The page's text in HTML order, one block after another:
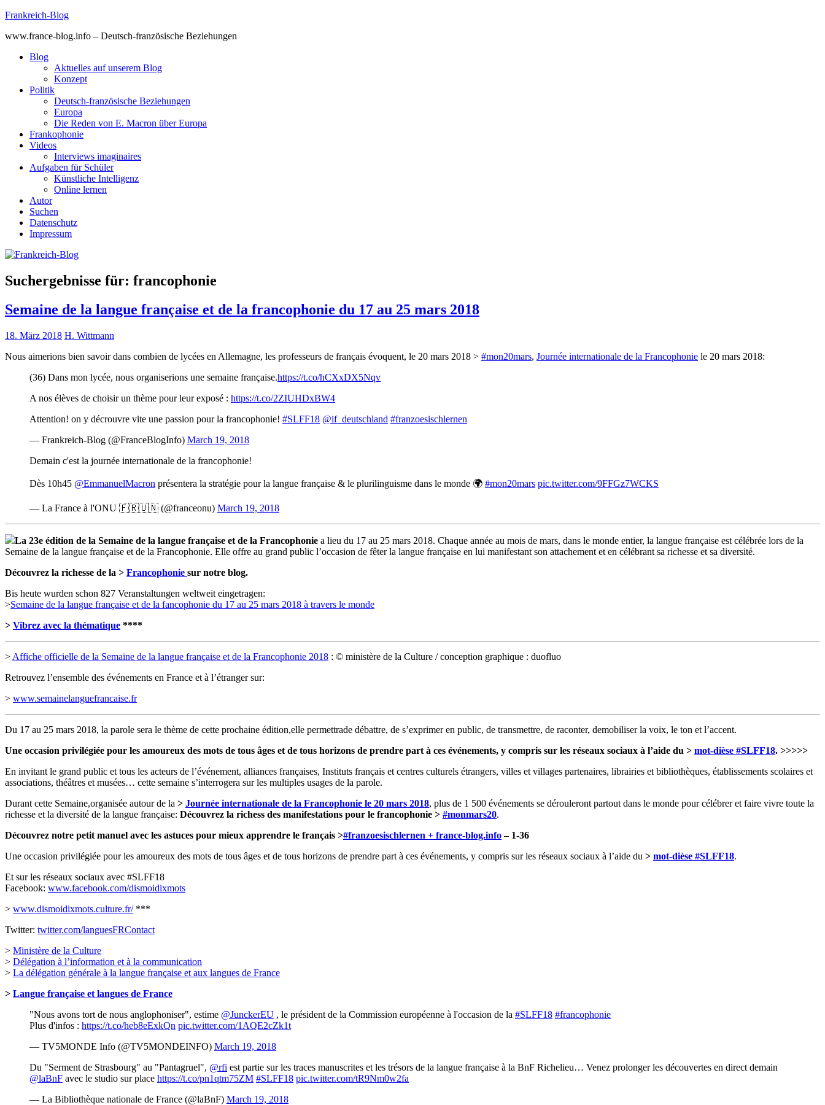
Skip
content
Frankreich-Blog
www.france-blog.info – Deutsch-französische Beziehungen
Blog
Aktuelles auf unserem Blog
Konzept
Politik
Deutsch-französische Beziehungen
Europa
Die Reden von E. Macron über Europa
Frankophonie
Videos
Interviews imaginaires
Aufgaben für Schüler
Künstliche Intelligenz
Online lernen
Autor
Suchen
Datenschutz
Impressum
Suchergebnisse für: francophonie
Semaine de la langue française et de la francophonie du 17 au 25 mars 2018
18. März 2018 H. Wittmann
Nous aimerions bien savoir dans combien de lycées en Allemagne, les professeurs de français évoquent, le 20 mars 2018 > #mon20mars, Journée internationale de la Francophonie le 20 mars 2018:
(36) Dans mon lycée, nous organiserions une semaine française.https://t.co/hCXxDX5Nqv
A nos élèves de choisir un thème pour leur exposé : https://t.co/2ZIUHDxBW4
Attention! on y décrouvre vite une passion pour la francophonie! #SLFF18 @if_deutschland #franzoesischlernen
— Frankreich-Blog (@FranceBlogInfo) March 19, 2018
Demain c'est la journée internationale de la francophonie!
Dès 10h45 @EmmanuelMacron présentera la stratégie pour la langue française & le plurilinguisme dans le monde 🌍 #mon20mars pic.twitter.com/9FFGz7WCKS
— La France à l'ONU 🇫🇷🇺🇳 (@franceonu) March 19, 2018
La 23e édition de la Semaine de la langue française et de la Francophonie a lieu du 17 au 25 mars 2018. Chaque année au mois de mars, dans le monde entier, la langue française est célébrée lors de la
Semaine de la langue française et de la Francophonie. Elle offre au grand public l’occasion de fêter la langue française en lui manifestant son attachement et en célébrant sa richesse et sa diversité.
Découvrez la richesse de la > Francophonie sur notre blog.
Bis heute wurden schon 827 Veranstaltungen weltweit eingetragen:
>Semaine de la langue française et de la fancophonie du 17 au 25 mars 2018 à travers le monde
> Vibrez avec la thématique ****
> Affiche officielle de la Semaine de la langue française et de la Francophonie 2018 : © ministère de la Culture / conception graphique : duofluo
Retrouvez l’ensemble des événements en France et à l’étranger sur:
> www.semainelanguefrancaise.fr
Du 17 au 25 mars 2018, la parole sera le thème de cette prochaine édition,elle permettrade débattre, de s’exprimer en public, de transmettre, de raconter, demobiliser la voix, le ton et l’accent.
Une occasion privilégiée pour les amoureux des mots de tous âges et de tous horizons de prendre part à ces événements, y compris sur les réseaux sociaux à l’aide du > mot-dièse #SLFF18. >>>>>
En invitant le grand public et tous les acteurs de l’événement, alliances françaises, Instituts français et centres culturels étrangers, villes et villages partenaires, librairies et bibliothèques, établissements scolaires et
associations, théâtres et musées… cette semaine s’interrogera sur les multiples usages de la parole.
Durant cette Semaine,organisée autour de la > Journée internationale de la Francophonie le 20 mars 2018, plus de 1 500 événements se dérouleront partout dans le monde pour célébrer et faire vivre toute la
richesse et la diversité de la langue française: Découvrez la richess des manifestations pour le francophonie > #monmars20.
Découvrez notre petit manuel avec les astuces pour mieux apprendre le français >#franzoesischlernen + france-blog.info– 1-36
Une occasion privilégiée pour les amoureux des mots de tous âges et de tous horizons de prendre part à ces événements, y compris sur les réseaux sociaux à l’aide du > mot-dièse #SLFF18.
Et sur les réseaux sociaux avec #SLFF18
Facebook: www.facebook.com/dismoidixmots
> www.dismoidixmots.culture.fr/***
Twitter: twitter.com/languesFRContact
> Ministère de la Culture
> Délégation à l’information et à la communication
> La délégation générale à la langue française et aux langues de France
> Langue française et langues de France
"Nous avons tort de nous anglophoniser", estime @JunckerEU , le président de la Commission européenne à l'occasion de la #SLFF18 #francophonie
Plus d'infos : https://t.co/heb8eExkQn pic.twitter.com/1AQE2cZk1t
— TV5MONDE Info (@TV5MONDEINFO) March 19, 2018
Du "Serment de Strasbourg" au "Pantagruel", @rfi est partie sur les traces manuscrites et les trésors de la langue française à la BnF Richelieu… Venez prolonger les découvertes en direct demain
@laBnF avec le studio sur place https://t.co/pn1qtm75ZM #SLFF18 pic.twitter.com/tR9Nm0w2fa
— La Bibliothèque nationale de France (@laBnF) March 19, 2018